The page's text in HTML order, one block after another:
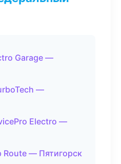
Garage —
—
Electro —
Route — Пятигорск